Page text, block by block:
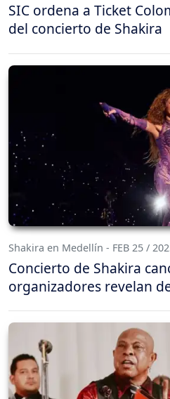
SIC ordena a Ticket
del concierto de Shakira
Shakira en Medellín - FEB 25 /
Concierto de Shakira
organizadores revelan